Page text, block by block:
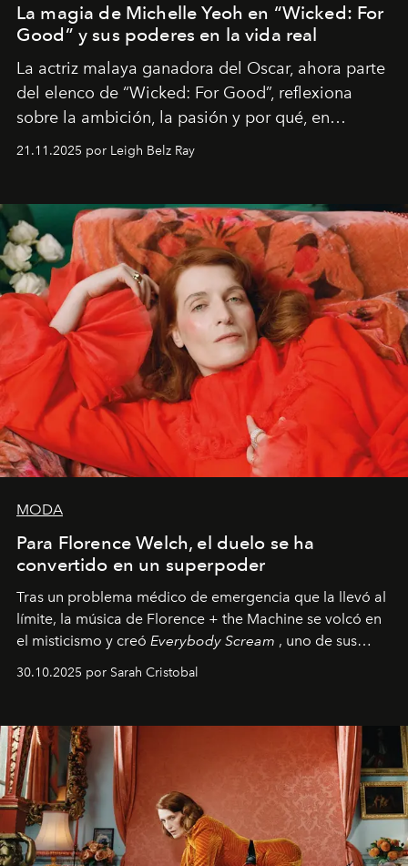
La magia de Michelle Yeoh en “Wicked: For
Good” y sus poderes en la vida real
La actriz malaya ganadora del Oscar, ahora parte
del elenco de “Wicked: For Good”, reflexiona
sobre la ambición, la pasión y por qué, en
ocasiones, la introspección puede esperar. “Es
importa si no lo entienden’”, confiesa.
21.11.2025 por Leigh Belz Ray
MODA
Para Florence Welch, el duelo se ha
convertido en un superpoder
Tras un problema médico de emergencia que la llevó al
límite, la música de Florence + the Machine se volcó en
el misticismo y creó Everybody Scream , uno de sus
30.10.2025 por Sarah Cristobal